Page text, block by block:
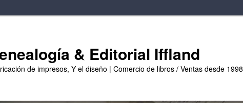
& Editorial Iffland
de impresos, Y el diseño | Comercio de libros / Ventas desde 1998